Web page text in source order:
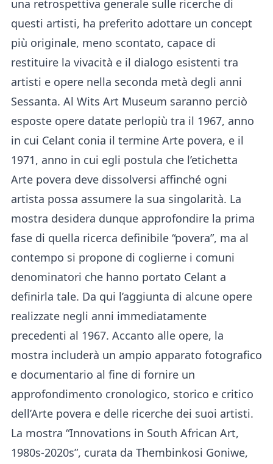
una retrospettiva generale sulle ricerche di
questi artisti, ha preferito adottare un concept
più originale, meno scontato, capace di
restituire la vivacità e il dialogo esistenti tra
artisti e opere nella seconda metà degli anni
Sessanta. Al Wits Art Museum saranno perciò
esposte opere datate perlopiù tra il 1967, anno
in cui Celant conia il termine Arte povera, e il
1971, anno in cui egli postula che l’etichetta
Arte povera deve dissolversi affinché ogni
artista possa assumere la sua singolarità. La
mostra desidera dunque approfondire la prima
fase di quella ricerca definibile “povera”, ma al
contempo si propone di coglierne i comuni
denominatori che hanno portato Celant a
definirla tale. Da qui l’aggiunta di alcune opere
realizzate negli anni immediatamente
precedenti al 1967. Accanto alle opere, la
mostra includerà un ampio apparato fotografico
e documentario al fine di fornire un
approfondimento cronologico, storico e critico
dell’Arte povera e delle ricerche dei suoi artisti.
La mostra “Innovations in South African Art,
1980s-2020s”, curata da Thembinkosi Goniwe,